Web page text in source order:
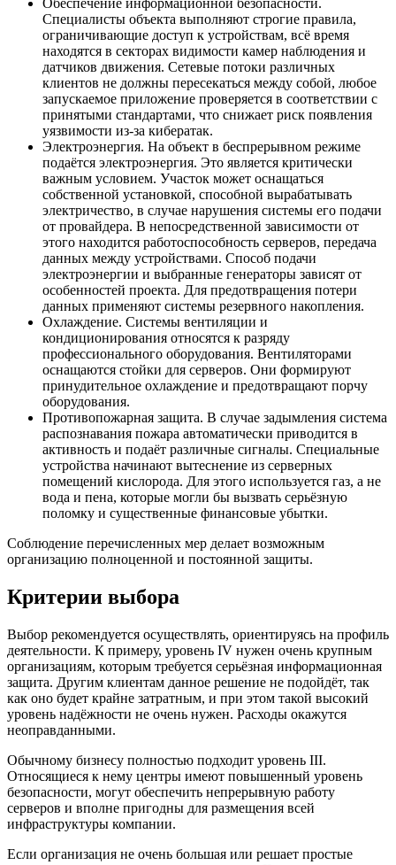
Обеспечение информационной безопасности.
Специалисты объекта выполняют строгие правила,
ограничивающие доступ к устройствам, всё время
находятся в секторах видимости камер наблюдения и
датчиков движения. Сетевые потоки различных
клиентов не должны пересекаться между собой, любое
запускаемое приложение проверяется в соответствии с
принятыми стандартами, что снижает риск появления
уязвимости из-за кибератак.
Электроэнергия. На объект в беспрерывном режиме
подаётся электроэнергия. Это является критически
важным условием. Участок может оснащаться
собственной установкой, способной вырабатывать
электричество, в случае нарушения системы его подачи
от провайдера. В непосредственной зависимости от
этого находится работоспособность серверов, передача
данных между устройствами. Способ подачи
электроэнергии и выбранные генераторы зависят от
особенностей проекта. Для предотвращения потери
данных применяют системы резервного накопления.
Охлаждение. Системы вентиляции и
кондиционирования относятся к разряду
профессионального оборудования. Вентиляторами
оснащаются стойки для серверов. Они формируют
принудительное охлаждение и предотвращают порчу
оборудования.
Противопожарная защита. В случае задымления система
распознавания пожара автоматически приводится в
активность и подаёт различные сигналы. Специальные
устройства начинают вытеснение из серверных
помещений кислорода. Для этого используется газ, а не
вода и пена, которые могли бы вызвать серьёзную
поломку и существенные финансовые убытки.
Соблюдение перечисленных мер делает возможным
организацию полноценной и постоянной защиты.
Критерии выбора
Выбор рекомендуется осуществлять, ориентируясь на профиль
деятельности. К примеру, уровень IV нужен очень крупным
организациям, которым требуется серьёзная информационная
защита. Другим клиентам данное решение не подойдёт, так
как оно будет крайне затратным, и при этом такой высокий
уровень надёжности не очень нужен. Расходы окажутся
неоправданными.
Обычному бизнесу полностью подходит уровень III.
Относящиеся к нему центры имеют повышенный уровень
безопасности, могут обеспечить непрерывную работу
серверов и вполне пригодны для размещения всей
инфраструктуры компании.
Если организация не очень большая или решает простые